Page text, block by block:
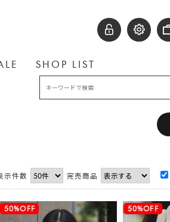
SHOP LIST
示件数 完売商品
50%OFF 50%OFF